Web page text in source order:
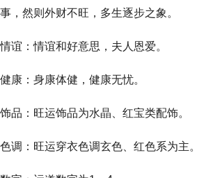
事，然则外财不旺，多生逐步之象。
情谊：情谊和好意思，夫人恩爱。
健康：身康体健，健康无忧。
饰品：旺运饰品为水晶、红宝类配饰。
色调：旺运穿衣色调玄色、红色系为主。